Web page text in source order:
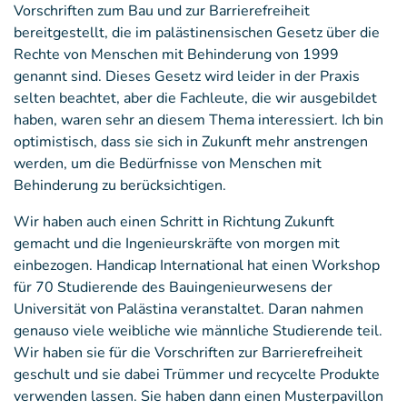
Vorschriften zum Bau und zur Barrierefreiheit
bereitgestellt, die im palästinensischen Gesetz über die
Rechte von Menschen mit Behinderung von 1999
genannt sind. Dieses Gesetz wird leider in der Praxis
selten beachtet, aber die Fachleute, die wir ausgebildet
haben, waren sehr an diesem Thema interessiert. Ich bin
optimistisch, dass sie sich in Zukunft mehr anstrengen
werden, um die Bedürfnisse von Menschen mit
Behinderung zu berücksichtigen.
Wir haben auch einen Schritt in Richtung Zukunft
gemacht und die Ingenieurskräfte von morgen mit
einbezogen. Handicap International hat einen Workshop
für 70 Studierende des Bauingenieurwesens der
Universität von Palästina veranstaltet. Daran nahmen
genauso viele weibliche wie männliche Studierende teil.
Wir haben sie für die Vorschriften zur Barrierefreiheit
geschult und sie dabei Trümmer und recycelte Produkte
verwenden lassen. Sie haben dann einen Musterpavillon